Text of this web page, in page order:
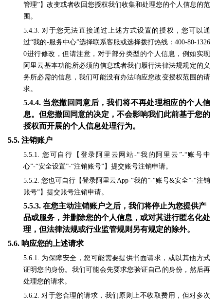
管理”】改变或者收回您授权我们收集和处理您的个人信息的范
围。
5.4.3. 对于您无法直接通过上述方式设置的授权，您可以通
过“我的-服务中心”选择联系客服或选择拨打热线：400-80-1326
0进行修改，但请注意，对于部分类型的个人信息，例如实现
阿里云基本功能所必须的信息或者我们履行法律法规规定的义
务所必需的信息，我们可能没有办法响应您改变授权范围的请
求。
5.4.4. 当您撤回同意后，我们将不再处理相应的个人信
息。但您撤回同意的决定，不会影响我们此前基于您的
授权而开展的个人信息处理行为。
5.5. 注销账户
5.5.1. 您可自行【登录阿里云网站-“我的阿里云”-“账号中
心”-“安全设置”-“注销账号”】提交账号注销申请。
5.5.2. 您也可自行【登录阿里云App-“我的”-“账号&安全”-“注销
账号”】提交账号注销申请。
5.5.3. 在您主动注销账户之后，我们将停止为您提供产
品或服务，并删除您的个人信息，或对其进行匿名化处
理，但法律法规或行业监管规则另有规定的除外。
5.6. 响应您的上述请求
5.6.1. 为保障安全，您可能需要提供书面请求，或以其他方式
证明您的身份。我们可能会先要求您验证自己的身份，然后再
处理您的请求。
5.6.2. 对于您合理的请求，我们原则上不收取费用，但对多次